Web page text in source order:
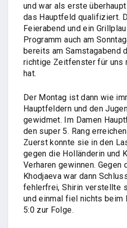
und war als erste
das Hauptfeld qualifiziert.
Feierabend und ein
Programm auch am
bereits am Samstagabend
richtige Zeitfenster für uns
hat.
Der Montag ist dann wie
Hauptfeldern und den
gewidmet. Im Damen
den super 5. Rang
Zuerst konnte sie in den
gegen die Holländerin und
Verharen gewinnen. Gegen
Khodjaeva war dann
fehlerfrei, Shirin verstellte
und einmal fiel nichts beim
5:0 zur Folge.